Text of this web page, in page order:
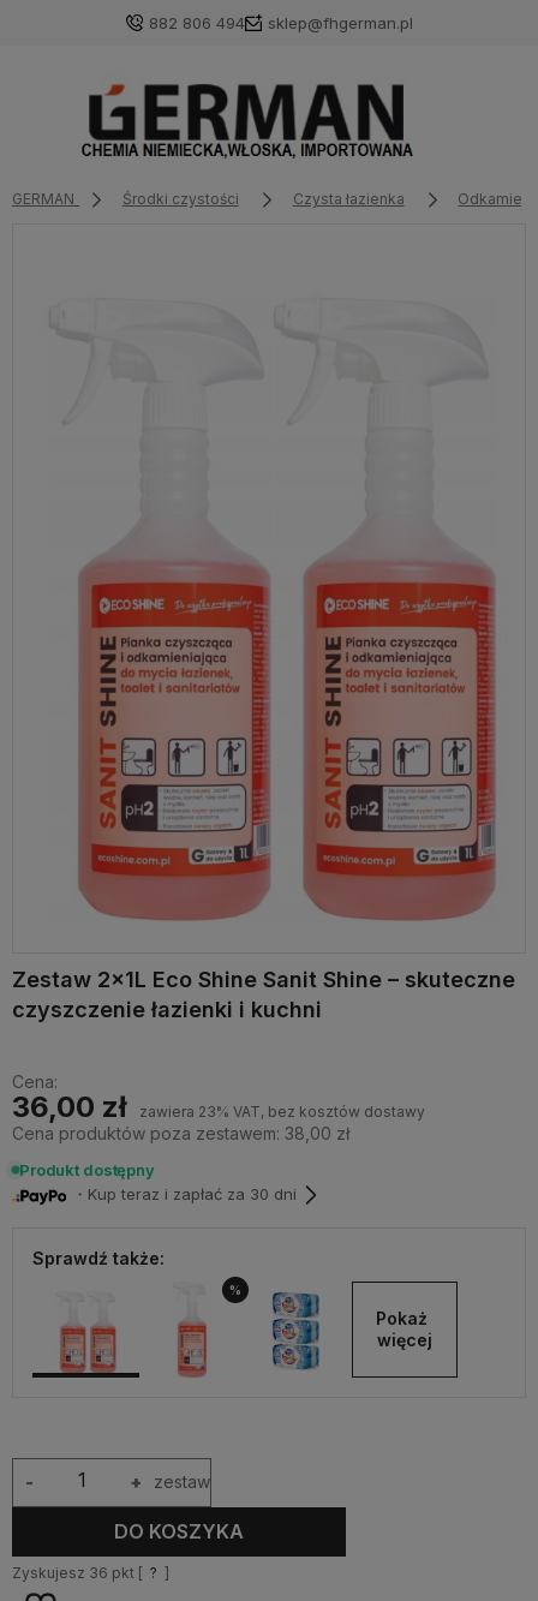
882 806 494 sklep@fhgerman.pl
GERMAN Środki czystości Czysta łazienka
Zestaw 2x1L Eco Shine Sanit Shine – skuteczne
czyszczenie łazienki i kuchni
Cena:
36,00 zł zawiera 23% VAT, bez kosztów dostawy
Cena produktów poza zestawem: 38,00 zł
Produkt dostępny
・Kup teraz i zapłać za 30 dni
Sprawdź także:
%
Pokaż
więcej
+
- zestaw
DO KOSZYKA
Zyskujesz 36 pkt [ ? ]